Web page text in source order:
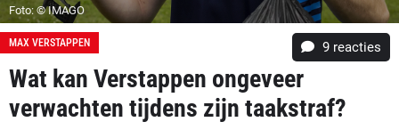
Foto: © IMAGO
MAX VERSTAPPEN 9 reacties
Wat kan Verstappen ongeveer
verwachten tijdens zijn taakstraf?